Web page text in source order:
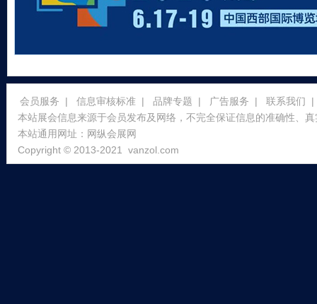
会员服务 | 信息审核标准 | 品牌专题 | 广告服务 | 联系我们
|
本站展会信息来源于会员发布及网络，不完全保证信息的准确性、
本站通用网址： 网纵会展网
Copyright © 2013-2021 vanzol.com